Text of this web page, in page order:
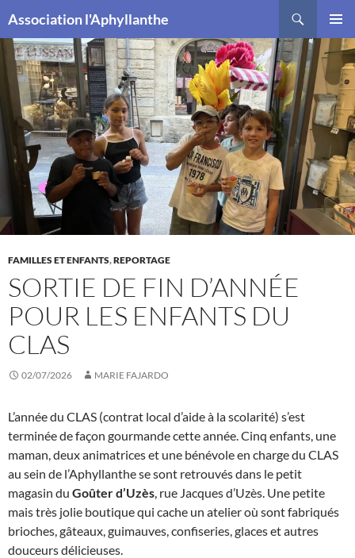
Association l'Aphyllanthe
MENU
AU
CONTENU
FAMILLES ET ENFANTS,REPORTAGE
SORTIE DE FIN D’ANNÉE
POUR LES ENFANTS DU
CLAS
02/07/2026 MARIE FAJARDO
L’année du CLAS (contrat local d’aide à la scolarité) s’est
terminée de façon gourmande cette année. Cinq enfants, une
maman, deux animatrices et une bénévole en charge du CLAS
au sein de l’Aphyllanthe se sont retrouvés dans le petit
magasin du Goûter d’Uzès, rue Jacques d’Uzès. Une petite
mais très jolie boutique qui cache un atelier où sont fabriqués
brioches, gâteaux, guimauves, confiseries, glaces et autres
douceurs délicieuses.